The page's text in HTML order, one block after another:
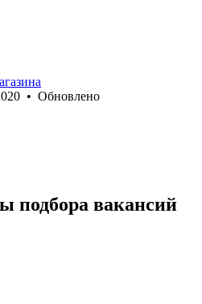
• Обновлено
подбора вакансий